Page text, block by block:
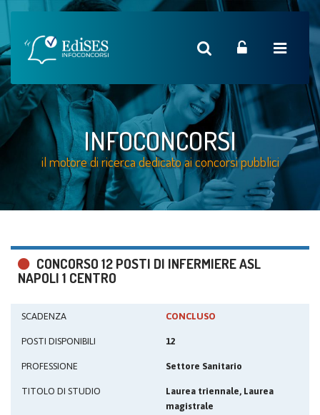
INFOCONCORSI
il motore di ricerca dedicato ai concorsi pubblici
CONCORSO 12 POSTI DI INFERMIERE ASL
NAPOLI 1 CENTRO
SCADENZA CONCLUSO
POSTI DISPONIBILI 12
PROFESSIONE Settore Sanitario
TITOLO DI STUDIO
Laurea triennale, Laurea
magistrale